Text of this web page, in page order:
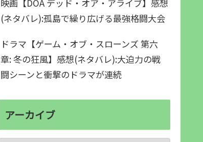
映画【DOA デッド・オア・アライブ】感想
(ネタバレ):孤島で繰り広げる最強格闘大会
ドラマ【ゲーム・オブ・スローンズ 第六
章: 冬の狂風】感想(ネタバレ):大迫力の戦
闘シーンと衝撃のドラマが連続
アーカイブ